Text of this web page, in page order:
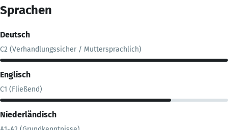
Sprachen
Deutsch
C2 (Verhandlungssicher / Muttersprachlich)
Englisch
C1 (Fließend)
Niederländisch